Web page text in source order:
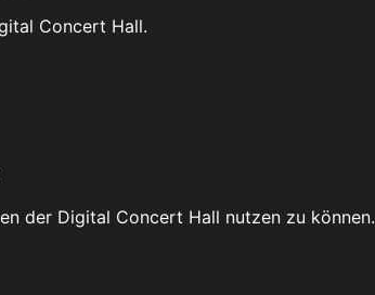
Concert Hall.
der Digital Concert Hall nutzen zu können.